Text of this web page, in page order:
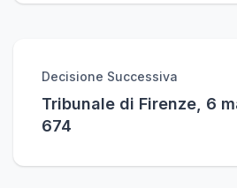
Decisione Successiva
Tribunale di Firenze, 6
674